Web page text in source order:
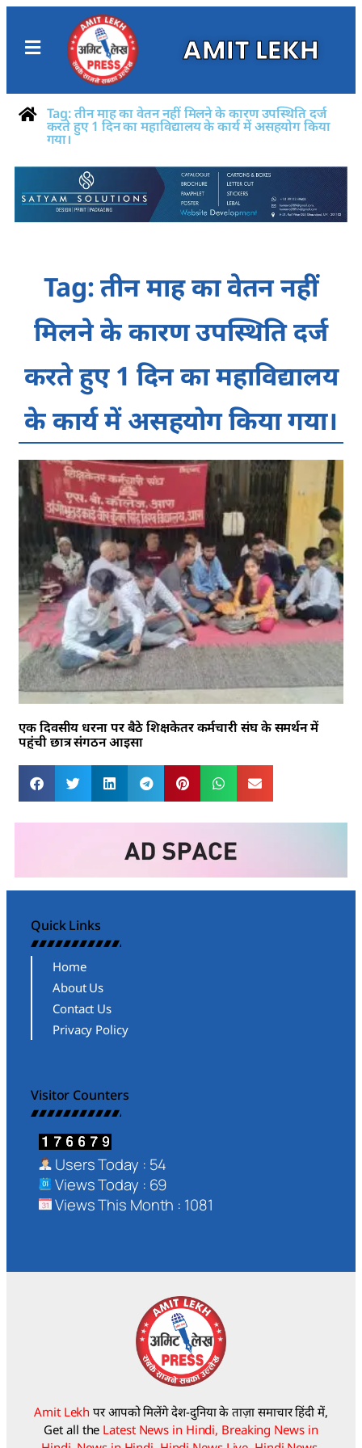
AMIT LEKH
Tag: तीन माह का वेतन नहीं मिलने के कारण उपस्थिति दर्ज
करते हुए 1 दिन का महाविद्यालय के कार्य में असहयोग किया
गया।
Tag: तीन माह का वेतन नहीं
मिलने के कारण उपस्थिति दर्ज
करते हुए 1 दिन का महाविद्यालय
के कार्य में असहयोग किया गया।
एक दिवसीय धरना पर बैठे शिक्षकेतर कर्मचारी संघ के समर्थन में
पहुंची छात्र संगठन आइसा
Quick Links
Home
About Us
Contact Us
Privacy Policy
Visitor Counters
Users Today : 54
Views Today : 69
Views This Month : 1081
Amit Lekh पर आपको मिलेंगे देश-दुनिया के ताज़ा समाचार हिंदी में,
Get all the Latest News in Hindi, Breaking News in